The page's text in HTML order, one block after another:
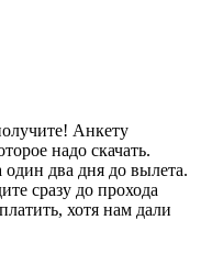
Анкету
надо скачать.
два дня до вылета.
сразу до прохода
хотя нам дали